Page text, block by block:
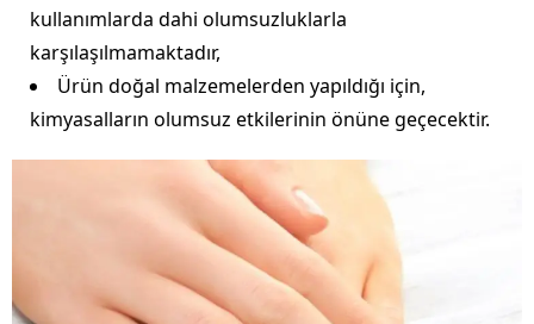
kullanımlarda dahi olumsuzluklarla
karşılaşılmamaktadır,
Ürün doğal malzemelerden yapıldığı için,
kimyasalların olumsuz etkilerinin önüne geçecektir.